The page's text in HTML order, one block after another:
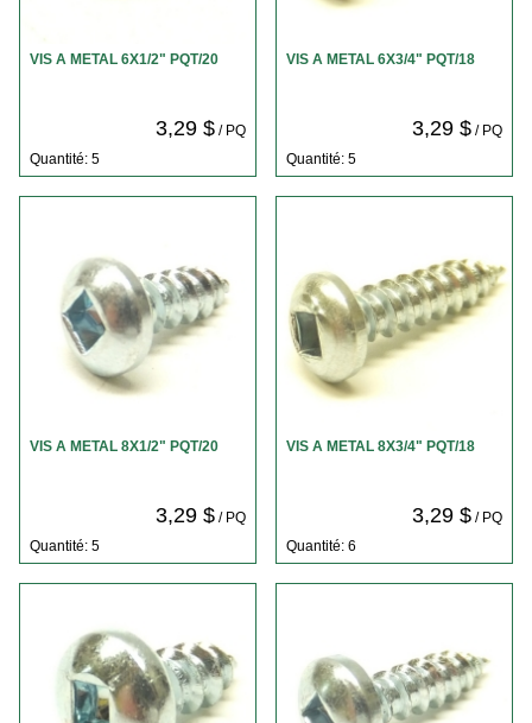
VIS A METAL 6X1/2" PQT/20
3,29 $/ PQ
Quantité: 5
VIS A METAL 6X3/4" PQT/18
3,29 $/ PQ
Quantité: 5
VIS A METAL 8X1/2" PQT/20
3,29 $/ PQ
Quantité: 5
VIS A METAL 8X3/4" PQT/18
3,29 $/ PQ
Quantité: 6